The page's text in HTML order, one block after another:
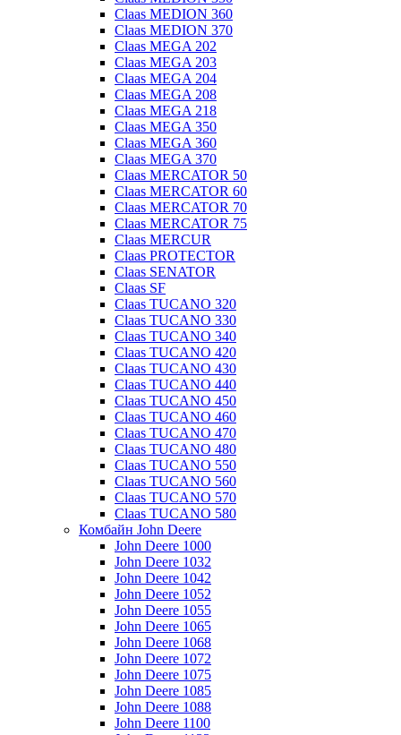
Claas MEDION 360
Claas MEDION 370
Claas MEGA 202
Claas MEGA 203
Claas MEGA 204
Claas MEGA 208
Claas MEGA 218
Claas MEGA 350
Claas MEGA 360
Claas MEGA 370
Claas MERCATOR 50
Claas MERCATOR 60
Claas MERCATOR 70
Claas MERCATOR 75
Claas MERCUR
Claas PROTECTOR
Claas SENATOR
Claas SF
Claas TUCANO 320
Claas TUCANO 330
Claas TUCANO 340
Claas TUCANO 420
Claas TUCANO 430
Claas TUCANO 440
Claas TUCANO 450
Claas TUCANO 460
Claas TUCANO 470
Claas TUCANO 480
Claas TUCANO 550
Claas TUCANO 560
Claas TUCANO 570
Claas TUCANO 580
Комбайн John Deere
John Deere 1000
John Deere 1032
John Deere 1042
John Deere 1052
John Deere 1055
John Deere 1065
John Deere 1068
John Deere 1072
John Deere 1075
John Deere 1085
John Deere 1088
John Deere 1100